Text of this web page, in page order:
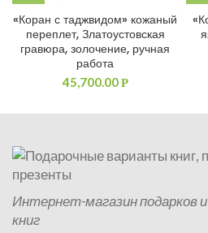
«Коран с таджвидом» кожаный
переплет, Златоустовская
гравюра, золочение, ручная
работа
45,700.00Р
Интернет-магазин подарков
книг